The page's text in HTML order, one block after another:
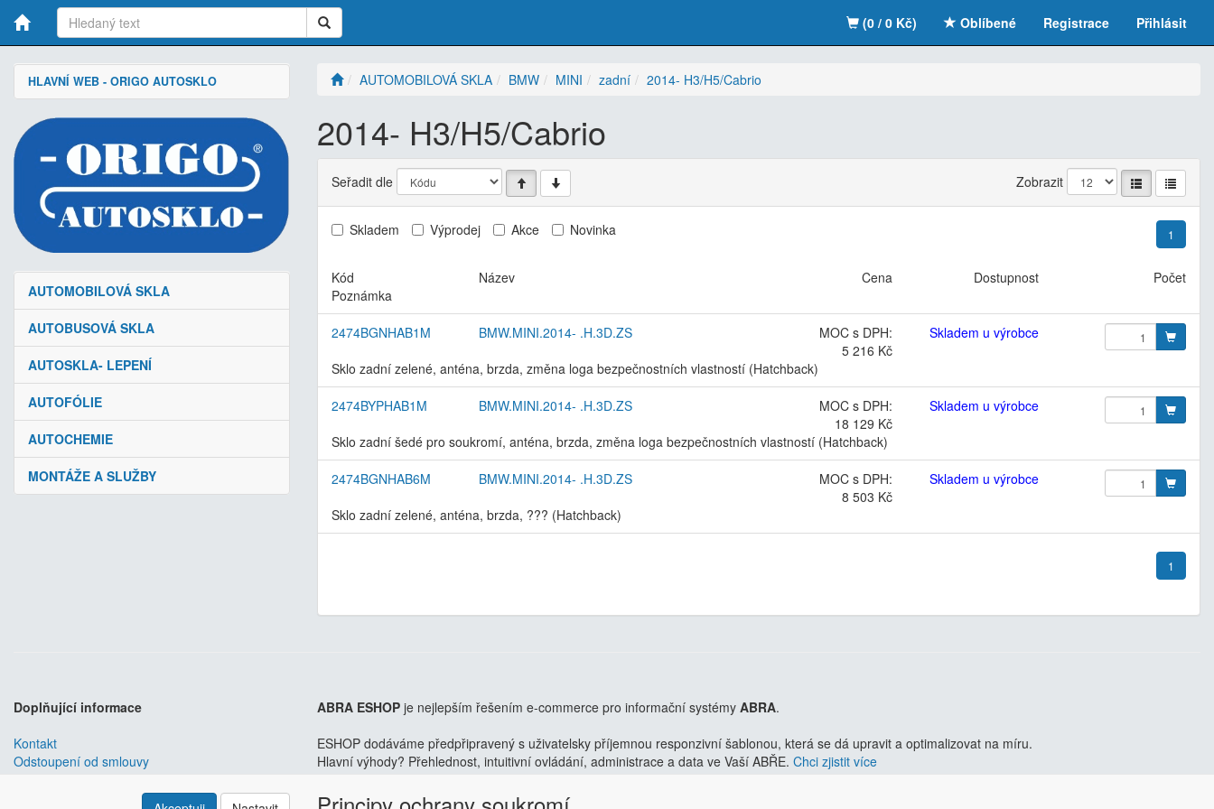
Registrace Přihlásit
(0 / 0 Kč) Oblíbené
HLAVNÍ WEB - ORIGO AUTOSKLO
AUTOMOBILOVÁ SKLA
AUTOBUSOVÁ SKLA
AUTOSKLA- LEPENÍ
AUTOFÓLIE
AUTOCHEMIE
MONTÁŽE A SLUŽBY
AUTOMOBILOVÁ SKLA BMW MINI zadní 2014- H3/H5/Cabrio
2014- H3/H5/Cabrio
Seřadit dle Zobrazit
Skladem Výprodej Akce Novinka 1
Kód Název Cena Dostupnost
Počet
Poznámka
2474BGNHAB1M BMW.MINI.2014- .H.3D.ZS
MOC s DPH:
5 216 Kč
Skladem u výrobce
Sklo zadní zelené, anténa, brzda, změna loga bezpečnostních vlastností (Hatchback)
2474BYPHAB1M BMW.MINI.2014- .H.3D.ZS
MOC s DPH:
18 129 Kč
Skladem u výrobce
Sklo zadní šedé pro soukromí, anténa, brzda, změna loga bezpečnostních vlastností (Hatchback)
2474BGNHAB6M BMW.MINI.2014- .H.3D.ZS
MOC s DPH:
8 503 Kč
Skladem u výrobce
Sklo zadní zelené, anténa, brzda, ??? (Hatchback)
1
Doplňující informace
Kontakt
Odstoupení od smlouvy
ABRA ESHOP je nejlepším řešením e-commerce pro informační systémy ABRA.
ESHOP dodáváme předpřipravený s uživatelsky příjemnou responzivní šablonou, která se dá upravit a optimalizovat na míru.
Hlavní výhody? Přehlednost, intuitivní ovládání, administrace a data ve Vaší ABŘE. Chci zjistit více